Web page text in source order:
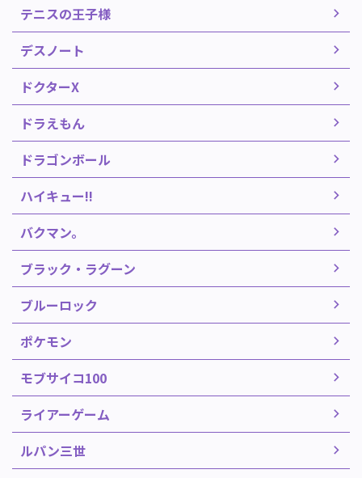
テニスの王子様
デスノート
ドクターX
ドラえもん
ドラゴンボール
ハイキュー!!
バクマン。
ブラック・ラグーン
ブルーロック
ポケモン
モブサイコ100
ライアーゲーム
ルパン三世